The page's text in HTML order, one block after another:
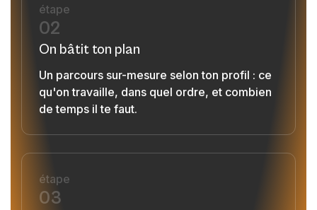
étape
02
On bâtit ton plan
Un parcours sur-mesure selon ton profil : ce
qu'on travaille, dans quel ordre, et combien
de temps il te faut.
étape
03